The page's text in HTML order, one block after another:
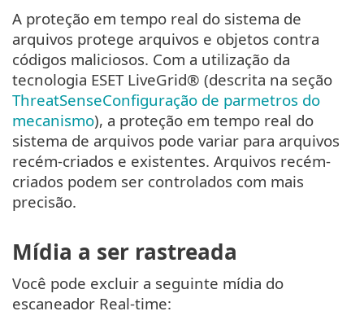
A proteção em tempo real do sistema de
arquivos protege arquivos e objetos contra
códigos maliciosos. Com a utilização da
tecnologia ESET LiveGrid® (descrita na seção
ThreatSenseConfiguração de parmetros do
mecanismo), a proteção em tempo real do
sistema de arquivos pode variar para arquivos
recém-criados e existentes. Arquivos recém-
criados podem ser controlados com mais
precisão.
Mídia a ser rastreada
Você pode excluir a seguinte mídia do
escaneador Real-time: